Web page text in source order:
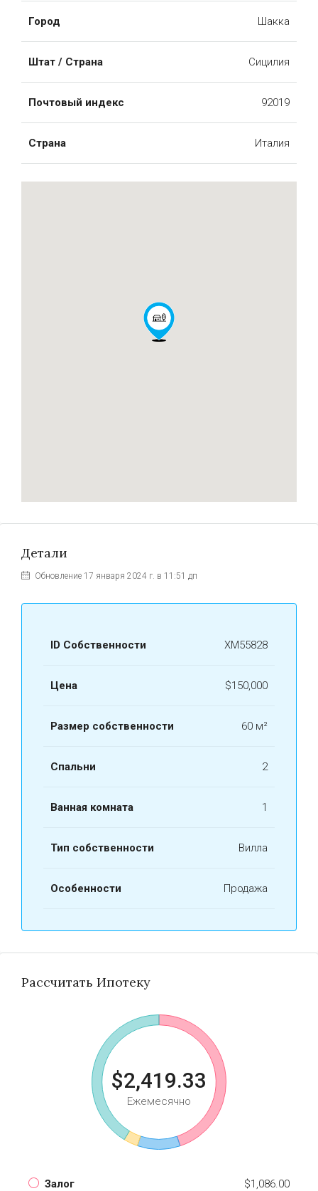
Город Шакка
Штат / Страна Сицилия
Почтовый индекс 92019
Страна Италия
Детали
Обновление 17 января 2024 г. в 11:51 дп
ID Собственности ХМ55828
Цена $150,000
Размер собственности 60 м²
Спальни 2
Ванная комната 1
Тип собственности Вилла
Особенности Продажа
Рассчитать Ипотеку
$2,419.33
Ежемесячно
Залог $1,086.00